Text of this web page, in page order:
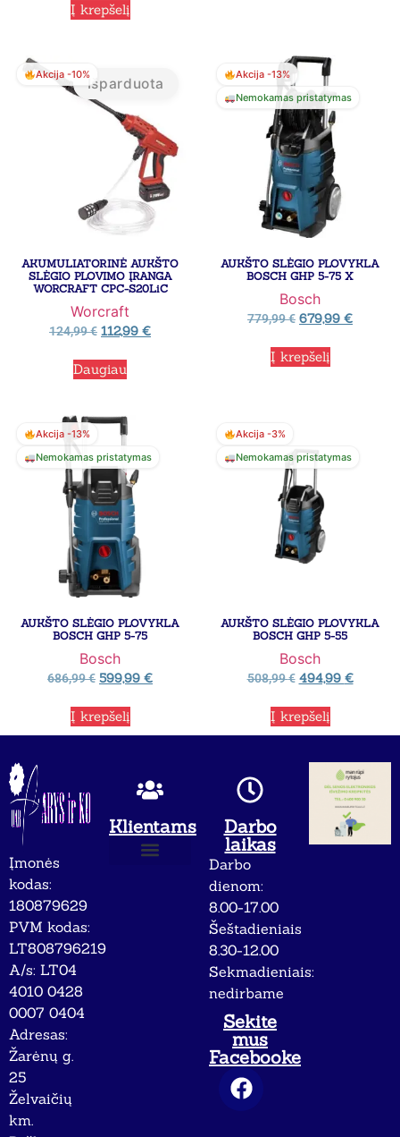
Į krepšelį
Akcija -10%
Išparduota
AKUMULIATORINĖ AUKŠTO
SLĖGIO PLOVIMO ĮRANGA
WORCRAFT CPC-S20LiC
Worcraft
124,99€ 112,99 €
Daugiau
Akcija -13%
Nemokamas pristatymas
AUKŠTO SLĖGIO PLOVYKLA
BOSCH GHP 5-75 X
Bosch
779,99€ 679,99 €
Į krepšelį
Akcija -13%
Nemokamas pristatymas
AUKŠTO SLĖGIO PLOVYKLA
BOSCH GHP 5-75
Bosch
686,99€ 599,99 €
Į krepšelį
Akcija -3%
Nemokamas pristatymas
AUKŠTO SLĖGIO PLOVYKLA
BOSCH GHP 5-55
Bosch
508,99€ 494,99 €
Į krepšelį
Įmonės
kodas:
180879629
PVM kodas:
LT808796219
A/s: LT04
4010 0428
0007 0404
Adresas:
Žarėnų g.
25
Želvaičių
km.
Klientams
Darbo
laikas
Darbo
dienom:
8.00-17.00
Šeštadieniais
8.30-12.00
Sekmadieniais:
nedirbame
Sekite
mus
Facebooke